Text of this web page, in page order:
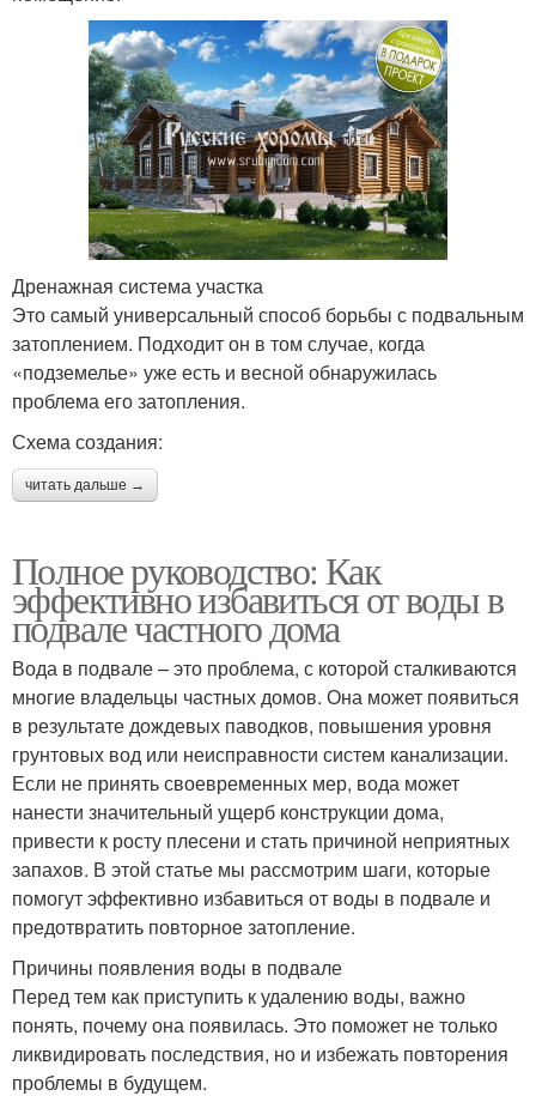
Дренажная система участка
Это самый универсальный способ борьбы с подвальным
затоплением. Подходит он в том случае, когда
«подземелье» уже есть и весной обнаружилась
проблема его затопления.
Схема создания:
читать дальше →
Полное руководство: Как
эффективно избавиться от воды в
подвале частного дома
Вода в подвале – это проблема, с которой сталкиваются
многие владельцы частных домов. Она может появиться
в результате дождевых паводков, повышения уровня
грунтовых вод или неисправности систем канализации.
Если не принять своевременных мер, вода может
нанести значительный ущерб конструкции дома,
привести к росту плесени и стать причиной неприятных
запахов. В этой статье мы рассмотрим шаги, которые
помогут эффективно избавиться от воды в подвале и
предотвратить повторное затопление.
Причины появления воды в подвале
Перед тем как приступить к удалению воды, важно
понять, почему она появилась. Это поможет не только
ликвидировать последствия, но и избежать повторения
проблемы в будущем.